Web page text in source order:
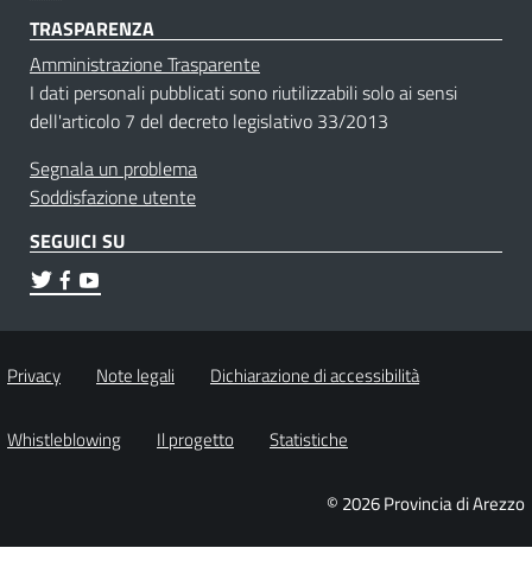
TRASPARENZA
Amministrazione Trasparente
I dati personali pubblicati sono riutilizzabili solo ai sensi
dell'articolo 7 del decreto legislativo 33/2013
Segnala un problema
Soddisfazione utente
SEGUICI SU
Privacy Note legali Dichiarazione di accessibilità
Whistleblowing Il progetto Statistiche
© 2026 Provincia di Arezzo